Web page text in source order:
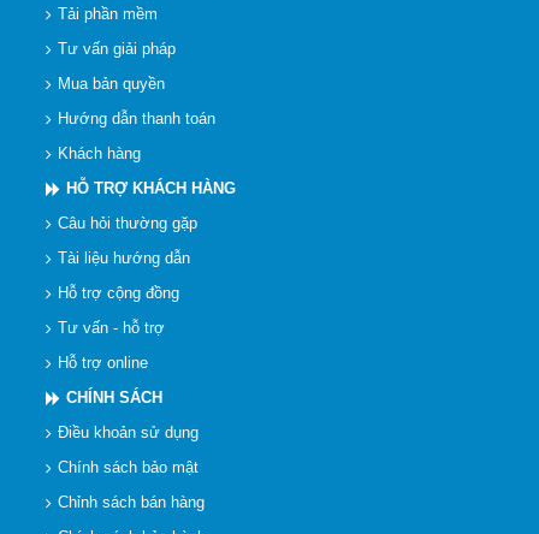
Tải phần mềm
Tư vấn giải pháp
Mua bản quyền
Hướng dẫn thanh toán
Khách hàng
HỖ TRỢ KHÁCH HÀNG
Câu hỏi thường gặp
Tài liệu hướng dẫn
Hỗ trợ cộng đồng
Tư vấn - hỗ trợ
Hỗ trợ online
CHÍNH SÁCH
Điều khoản sử dụng
Chính sách bảo mật
Chỉnh sách bán hàng